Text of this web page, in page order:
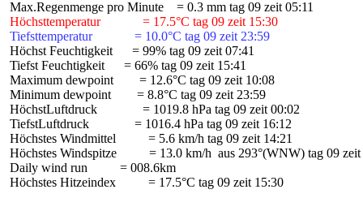
Höchsttemperatur             = 17.5°C tag 09 zeit 15:30
Tiefsttemperatur             = 10.0°C tag 09 zeit 23:59
Höchst Feuchtigkeit      = 99% tag 09 zeit 07:41
Tiefst Feuchtigkeit      = 66% tag 09 zeit 15:41
Maximum dewpoint        = 12.6°C tag 09 zeit 10:08
Minimum dewpoint        = 8.8°C tag 09 zeit 23:59
HöchstLuftdruck              = 1019.8 hPa tag 09 zeit 00:02
TiefstLuftdruck              = 1016.4 hPa tag 09 zeit 16:12
Höchstes Windmittel          = 5.6 km/h tag 09 zeit 14:21
Höchstes Windspitze          = 13.0 km/h  aus 293°(WNW) tag 09
Daily wind run          = 008.6km
Höchstes Hitzeindex          = 17.5°C tag 09 zeit 15:30